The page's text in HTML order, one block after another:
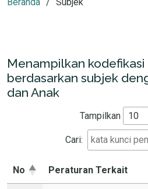
Menampilkan kodefikasi
berdasarkan subjek
dan Anak
Tampilkan
Cari:
No Peraturan Terkait